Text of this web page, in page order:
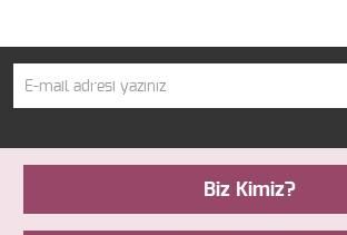
Biz Kimiz?